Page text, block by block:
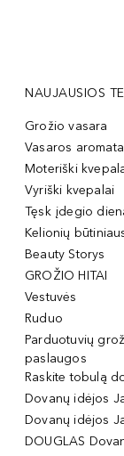
NAUJAUSIOS
Grožio vasara
Vasaros
Moteriški
Vyriški kvepalai
Tęsk įdegio
Kelionių
Beauty Storys
GROŽIO HITAI
Vestuvės
Ruduo
Parduotuvių
paslaugos
Raskite tobulą
Dovanų idėjos
Dovanų idėjos
DOUGLAS